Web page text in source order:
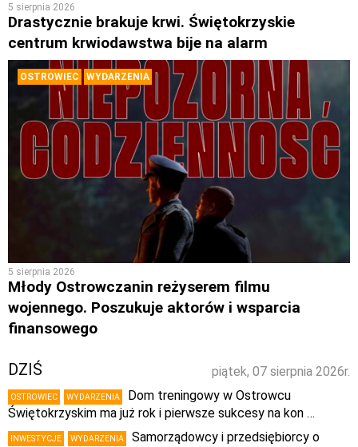
5 sierpnia 2026
Drastycznie brakuje krwi. Świętokrzyskie
centrum krwiodawstwa bije na alarm
OSTROWIEC WYDARZENIA
5 sierpnia 2026
Młody Ostrowczanin reżyserem filmu
wojennego. Poszukuje aktorów i wsparcia
finansowego
piątek, 07 sierpnia 2026r.
DZIŚ
OSTROWIEC WYDARZENIA
Dom treningowy w Ostrowcu
Świętokrzyskim ma już rok i pierwsze sukcesy na kon …
INWESTYCJE WYDARZENIA
Samorządowcy i przedsiębiorcy o